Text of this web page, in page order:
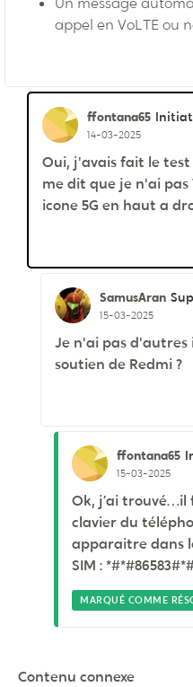
appel en VoLTE ou
ffontana65
14-03-2025
Oui, j'avais fait le
me dit que je n'ai pas
icone 5G en haut a
SamusAran
15-03-2025
Je n'ai pas d'autres
soutien de Redmi ?
ffontana65
15-03-2025
Ok, j’ai trouvé…il
clavier du
apparaitre dans
SIM :
MARQUÉ COMME
Contenu connexe